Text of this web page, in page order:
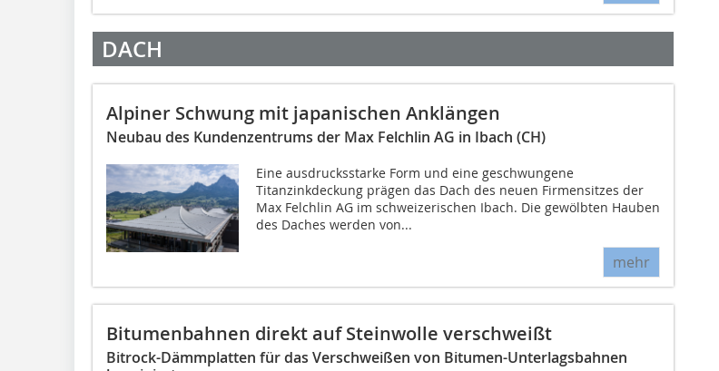
DACH
Alpiner Schwung mit japanischen ­Anklängen
Neubau des Kundenzentrums der Max Felchlin AG in Ibach (CH)
Eine ausdrucksstarke Form und eine geschwungene
Titanzinkdeckung prägen das Dach des neuen Firmensitzes der
Max Felchlin AG im schweizerischen Ibach. Die gewölbten Hauben
des Daches werden von...
mehr
Bitumenbahnen direkt auf Steinwolle verschweißt
Bitrock-Dämmplatten für das Verschweißen von Bitumen-Unterlagsbahnen